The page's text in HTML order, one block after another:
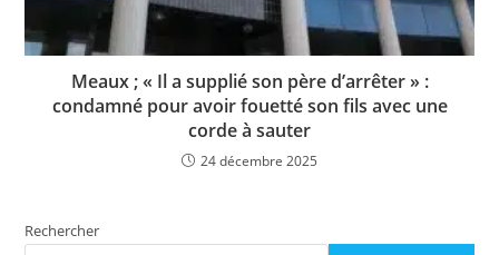
Meaux ; « Il a supplié son père d’arrêter » :
condamné pour avoir fouetté son fils avec une
corde à sauter
24 décembre 2025
Rechercher